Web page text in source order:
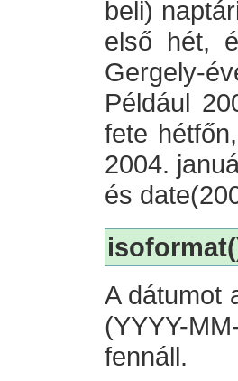
beli)
első hét,
Gergely-
Például
fete
2004.
és
A dátumot
(YYYY-
fennáll.